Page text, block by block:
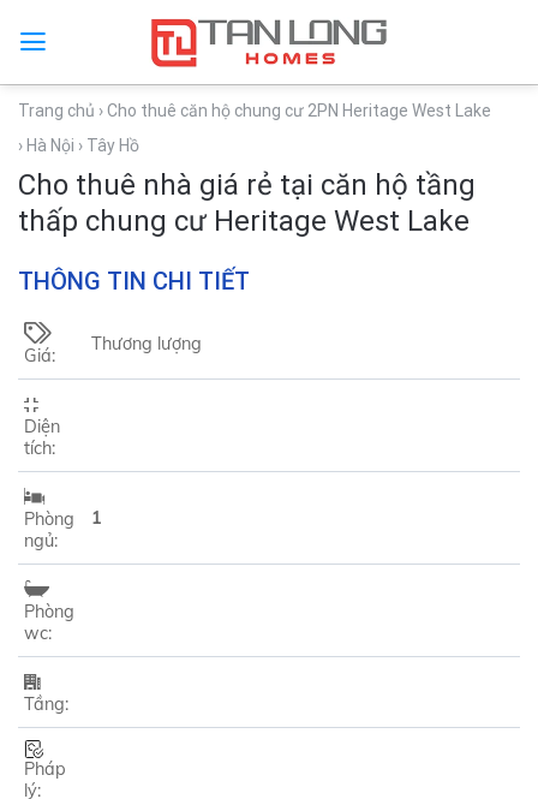
Trang chủ › Cho thuê căn hộ chung cư 2PN Heritage West Lake
› Hà Nội › Tây Hồ
Cho thuê nhà giá rẻ tại căn hộ tầng
thấp chung cư Heritage West Lake
THÔNG TIN CHI TIẾT
Giá:
Thương lượng
Diện
tích:
Phòng
ngủ:
1
Phòng
wc:
Tầng:
Pháp
lý: